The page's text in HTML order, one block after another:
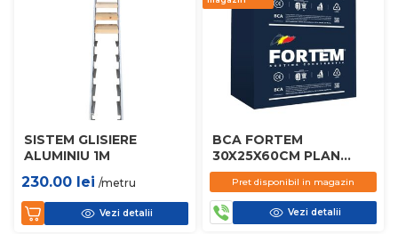
SISTEM GLISIERE
ALUMINIU 1M
230.00 lei /metru
Vezi detalii
BCA FORTEM
30X25X60CM PLAN
D450
Pret disponibil in magazin
Vezi detalii